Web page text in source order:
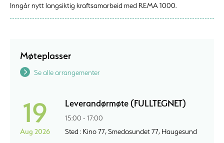
Inngår nytt langsiktig kraftsamarbeid med REMA 1000.
Møteplasser
Se alle arrangementer
19
Aug 2026
Leverandørmøte (FULLTEGNET)
15:00 - 17:00
Sted : Kino 77, Smedasundet 77, Haugesund